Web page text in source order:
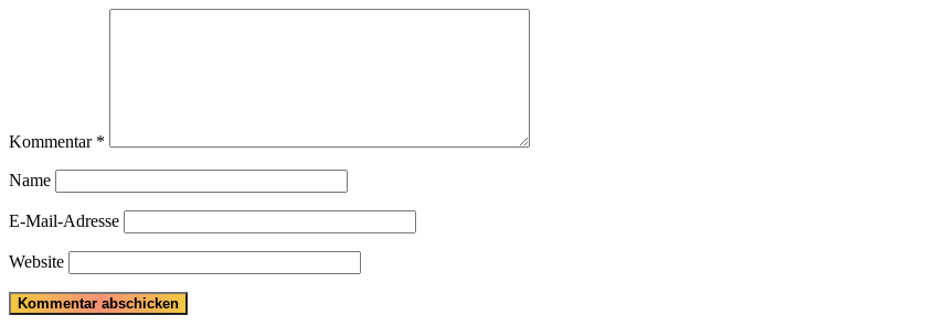
Kommentar *
Name
E-Mail-Adresse
Website